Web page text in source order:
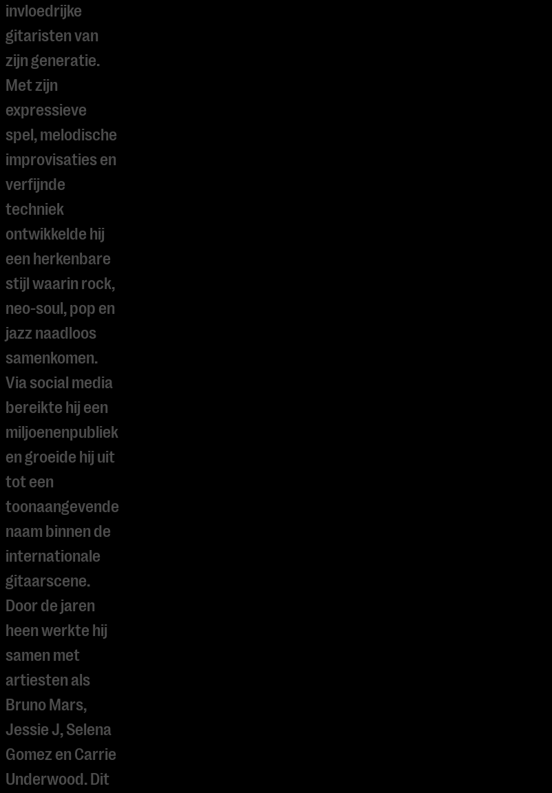
invloedrijke
gitaristen van
zijn generatie.
Met zijn
expressieve
spel, melodische
improvisaties en
verfijnde
techniek
ontwikkelde hij
een herkenbare
stijl waarin rock,
neo-soul, pop en
jazz naadloos
samenkomen.
Via social media
bereikte hij een
miljoenenpubliek
en groeide hij uit
tot een
toonaangevende
naam binnen de
internationale
gitaarscene.
Door de jaren
heen werkte hij
samen met
artiesten als
Bruno Mars,
Jessie J, Selena
Gomez en Carrie
Underwood. Dit